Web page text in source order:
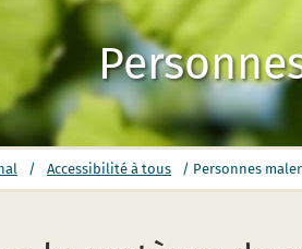
/ Accessibilité à tous / Personnes